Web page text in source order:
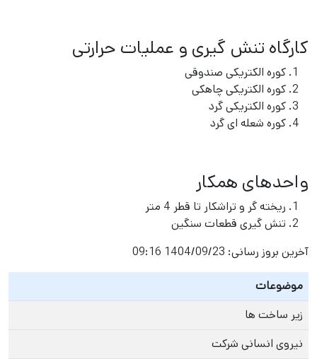
کارگاه تنش گیری و عملیات حرارتی
کوره الکتریکی صندوقی
کوره الکتریکی چاهکی
کوره الکتریکی گرد
کوره شعله ای گرد
واحدهای همكار
ريخته گر و تراشكار تا قطر 4 متر
تنش گیری قطعات سنگین
آخرین بروز رسانی: 1404/09/23 09:16
موضوعات
زیر ساخت ها
نیروی انسانی شرکت